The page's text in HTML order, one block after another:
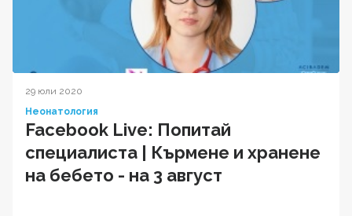
29 юли 2020
Неонатология
Facebook Live: Попитай
специалиста | Кърмене и хранене
на бебето - на 3 август